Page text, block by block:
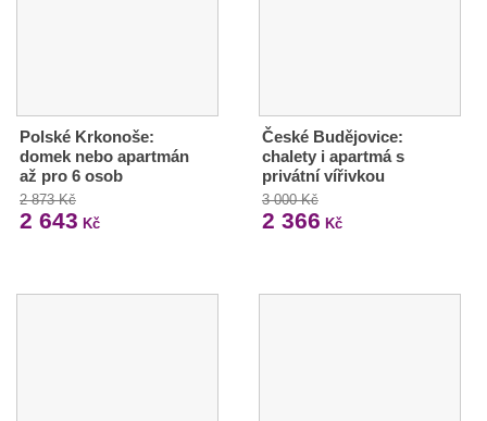
Polské Krkonoše:
domek nebo apartmán
až pro 6 osob
2 873 Kč
2 643 Kč
České Budějovice:
chalety i apartmá s
privátní vířivkou
3 000 Kč
2 366 Kč